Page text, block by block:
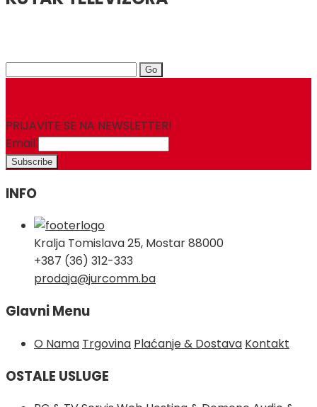
Search
PRIJAVITE SE NA NEWSLETTER!
Email
INFO
Kralja Tomislava 25, Mostar 88000
+387 (36) 312-333
prodaja@jurcomm.ba
Glavni Menu
O Nama Trgovina Plaćanje & Dostava Kontakt
OSTALE USLUGE